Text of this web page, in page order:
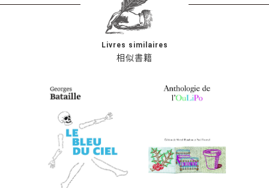
相似書籍
Livres similaires